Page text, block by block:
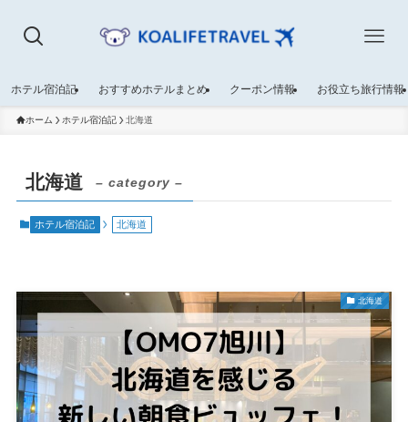
ホテル宿泊記 おすすめホテルまとめ クーポン情報 お役立ち旅行情報
ホーム ホテル宿泊記 北海道
北海道 – category –
ホテル宿泊記 北海道
北海道